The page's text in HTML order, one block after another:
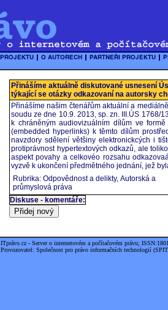
Přinášíme aktuálně diskutované usnesení
týkající se otázky odkazovaní na autorsky
Přinášíme našim čtenářům aktuální a
soudu ze dne 10.9. 2013, sp. zn. III.ÚS 1768/
k chráněným audiovizuálním dílům ve
(embedded hyperlinks) k těmto dílům
navzdory sdělení většiny elektronickcých i
protiprávnost hypertextových odkazů, ale
aspekt povahy a celkovéo rozsahu
vyzvě k ukončení předmětného jednání, jež
Rubrika: Odpovědnost a delikty, Autorská a
průmyslová práva
Diskuse - komentáře:
ITprávo.cz - Server o internetovém a počítačovém právu;
Provozovatel: Společnost pro právo informačních technologií